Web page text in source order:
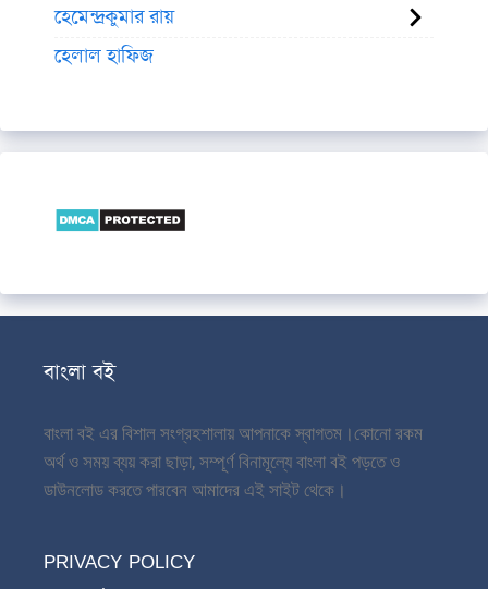
হেমেন্দ্রকুমার রায়
হেলাল হাফিজ
বাংলা বই
বাংলা বই এর বিশাল সংগ্রহশালায় আপনাকে স্বাগতম।কোনো রকম
অর্থ ও সময় ব্যয় করা ছাড়া, সম্পূর্ণ বিনামূল্যে বাংলা বই পড়তে ও
ডাউনলোড করতে পারবেন আমাদের এই সাইট থেকে।
PRIVACY POLICY